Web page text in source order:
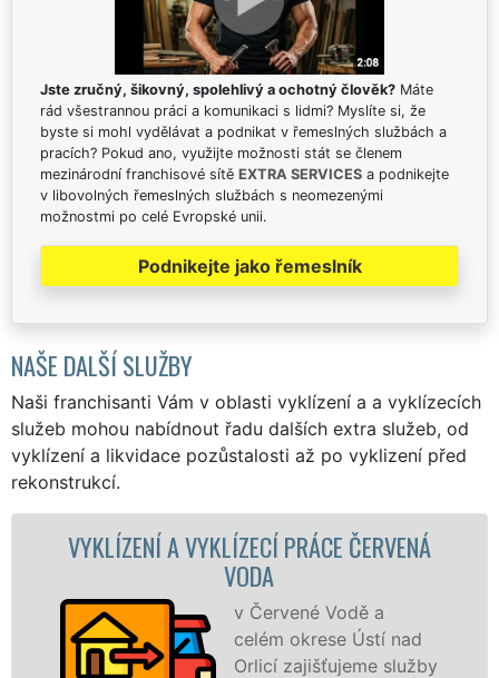
Jste zručný, šikovný, spolehlivý a ochotný člověk? Máte
rád všestrannou práci a komunikaci s lidmi? Myslíte si, že
byste si mohl vydělávat a podnikat v řemeslných službách a
pracích? Pokud ano, využijte možnosti stát se členem
mezinárodní franchisové sítě EXTRA SERVICES a podnikejte
v libovolných řemeslných službách s neomezenými
možnostmi po celé Evropské unii.
Podnikejte jako řemeslník
NAŠE DALŠÍ SLUŽBY
Naši franchisanti Vám v oblasti vyklízení a a vyklízecích
služeb mohou nabídnout řadu dalších extra služeb, od
vyklízení a likvidace pozůstalosti až po vyklizení před
rekonstrukcí.
PRÁCE ČERVENÁ
Červené Vodě a
okrese Ústí nad
zajišťujeme služby
VYKLÍZECÍ PRÁCE